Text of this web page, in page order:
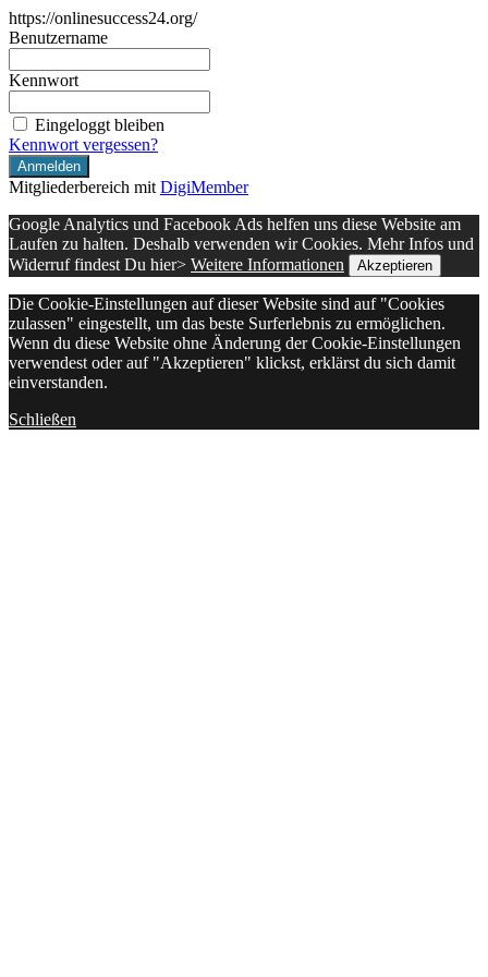
https://onlinesuccess24.org/
Benutzername
Kennwort
Eingeloggt bleiben
Kennwort vergessen?
Mitgliederbereich mit DigiMember
Google Analytics und Facebook Ads helfen uns diese Website am
Laufen zu halten. Deshalb verwenden wir Cookies. Mehr Infos und
Widerruf findest Du hier> Weitere Informationen Akzeptieren
Die Cookie-Einstellungen auf dieser Website sind auf "Cookies
zulassen" eingestellt, um das beste Surferlebnis zu ermöglichen.
Wenn du diese Website ohne Änderung der Cookie-Einstellungen
verwendest oder auf "Akzeptieren" klickst, erklärst du sich damit
einverstanden.
Schließen